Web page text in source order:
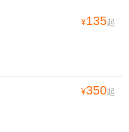
¥135起
¥350起